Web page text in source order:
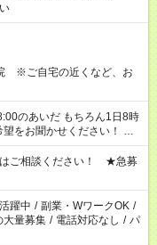
※ご自宅の近くなど、お
のあいだ もちろん1日8時
望をお聞かせください！ ★
慮なくご相談ください。
す
はご相談ください！ ★急募
躍中 / 副業・WワークOK /
大量募集 / 電話対応なし / パ